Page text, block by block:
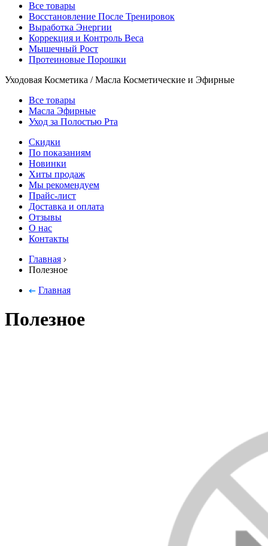
Все товары
Восстановление После Тренировок
Выработка Энергии
Коррекция и Контроль Веса
Мышечный Рост
Протеиновые Порошки
Уходовая Косметика / Масла Косметические и Эфирные
Все товары
Масла Эфирные
Уход за Полостью Рта
Скидки
По показаниям
Новинки
Хиты продаж
Мы рекомендуем
Прайс-лист
Доставка и оплата
Отзывы
О нас
Контакты
Главная
Полезное
Главная
Полезное